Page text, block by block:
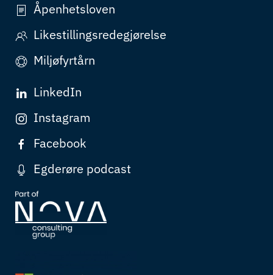
Åpenhetsloven
Likestillingsredegjørelse
Miljøfyrtårn
LinkedIn
Instagram
Facebook
Egderøre podcast